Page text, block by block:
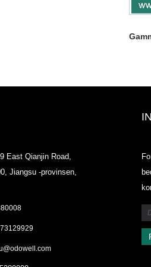
East Qianjin Road,
Jiangsu -provinsen,